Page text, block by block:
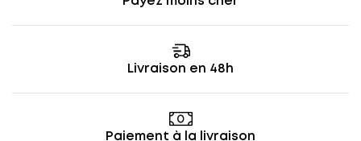
Livraison en 48h
Paiement à la livraison